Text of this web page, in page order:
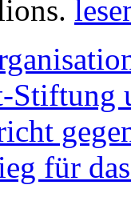
für